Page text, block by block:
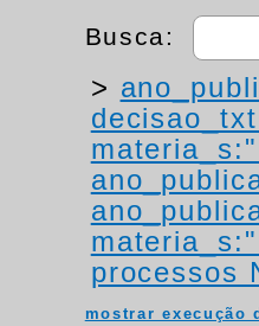
Busca:
>
processos
mostrar execução